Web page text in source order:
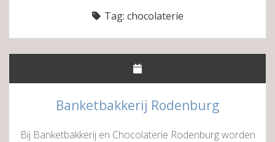
Tag: chocolaterie
Banketbakkerij Rodenburg
Bij Banketbakkerij en Chocolaterie Rodenburg worden